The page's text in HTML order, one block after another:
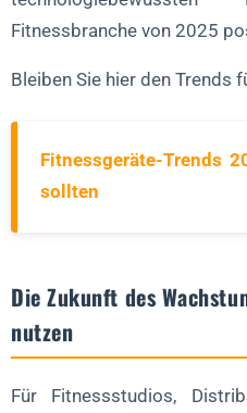
Fitnessbranche von 2025
Bleiben Sie hier den Trends
Fitnessgeräte-Trends
sollten
Die Zukunft des
nutzen
Für Fitnessstudios,